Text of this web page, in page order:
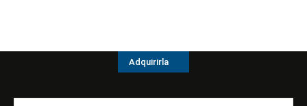
Adquirirla